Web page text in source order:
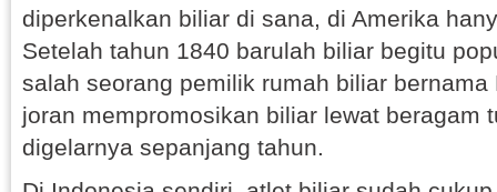
diperkenalkan biliar di sana, di Amerika
Setelah tahun 1840 barulah biliar begitu
salah seorang pemilik rumah biliar
joran mempromosikan biliar lewat beragam
digelarnya sepanjang tahun.